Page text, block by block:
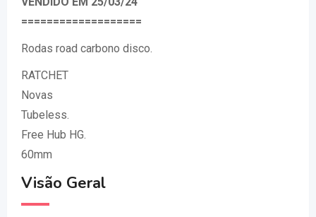
===================
Rodas road carbono disco.
RATCHET
Novas
Tubeless.
Free Hub HG.
60mm
Visão Geral